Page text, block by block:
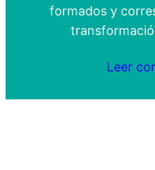
formados y
Leer